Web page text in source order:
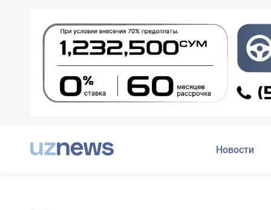
Новости